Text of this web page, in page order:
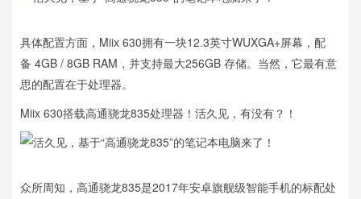
具体配置方面，Miix 630拥有一块12.3英寸WUXGA+屏幕，配
备 4GB / 8GB RAM，并支持最大256GB 存储。当然，它最有意
思的配置在于处理器。
Miix 630搭载高通骁龙835处理器！活久见，有没有？！
众所周知，高通骁龙835是2017年安卓旗舰级智能手机的标配处